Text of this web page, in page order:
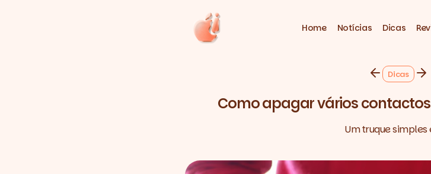
Home Notícias Dicas
Dicas
Como apagar vários
Um truque simples